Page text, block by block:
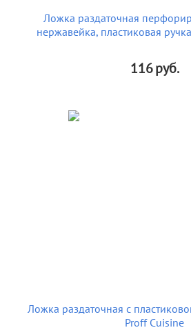
Ложка раздаточная
нержавейка, пластиковая
116руб.
Ложка раздаточная с
Proff Cuisine